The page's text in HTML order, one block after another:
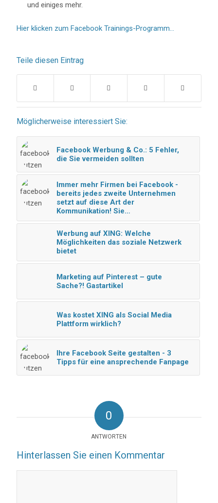
und einiges mehr.
Hier klicken zum Facebook Trainings-Programm…
Teile diesen Eintrag
Möglicherweise interessiert Sie:
Facebook Werbung & Co.: 5 Fehler,
die Sie vermeiden sollten
Immer mehr Firmen bei Facebook -
bereits jedes zweite Unternehmen
setzt auf diese Art der
Kommunikation! Sie…
Werbung auf XING: Welche
Möglichkeiten das soziale Netzwerk
bietet
Marketing auf Pinterest – gute
Sache?! Gastartikel
Was kostet XING als Social Media
Plattform wirklich?
Ihre Facebook Seite gestalten - 3
Tipps für eine ansprechende Fanpage
0
ANTWORTEN
Hinterlassen Sie einen Kommentar